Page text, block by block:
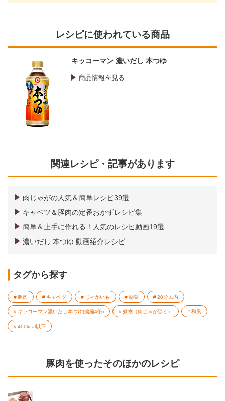
レシピに使われている商品
キッコーマン 濃いだし 本つゆ
商品情報を見る
関連レシピ・記事があります
肉じゃがの人気＆簡単レシピ39選
キャベツ＆豚肉の定番おかずレシピ集
簡単＆上手に作れる！人気のレシピ動画19選
濃いだし 本つゆ 動画紹介レシピ
タグから探す
豚肉 キャベツ じゃがいも 副菜 20分以内
キッコーマン濃いだし本つゆ(濃縮4倍) 煮物（肉じゃが除く） 和風
400kcal以下
豚肉を使ったそのほかのレシピ